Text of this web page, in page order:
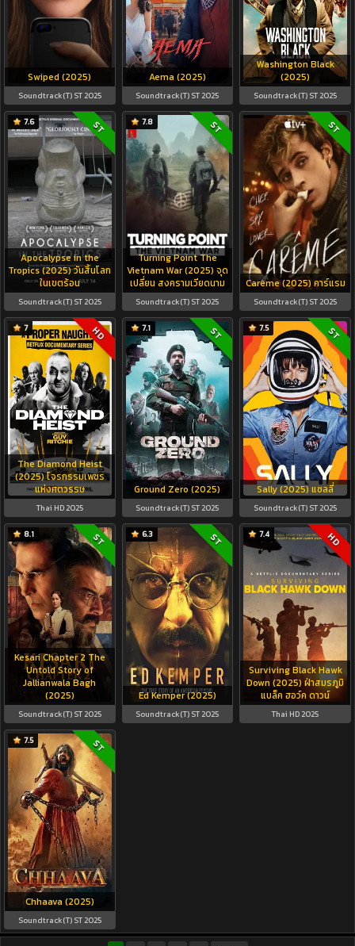
Swiped (2025)
Soundtrack(T) ST 2025
Aema (2025)
Soundtrack(T) ST 2025
Washington Black
(2025)
Soundtrack(T) ST 2025
Apocalypse in the
Tropics (2025) วันสิ้นโลก
ในเขตร้อน
7.6 ST
Soundtrack(T) ST 2025
Turning Point The
Vietnam War (2025) จุด
เปลี่ยน สงครามเวียดนาม
7.8 ST
Soundtrack(T) ST 2025
Carême (2025) คาร์แรม
ST
Soundtrack(T) ST 2025
The Diamond Heist
(2025) โจรกรรมเพชร
แห่งศตวรรษ
7 HD
Thai HD 2025
Ground Zero (2025)
7.1 ST
Soundtrack(T) ST 2025
Sally (2025) แซลลี่
7.5 ST
Soundtrack(T) ST 2025
Kesari Chapter 2 The
Untold Story of
Jallianwala Bagh
(2025)
8.1 ST
Soundtrack(T) ST 2025
Ed Kemper (2025)
6.3 ST
Soundtrack(T) ST 2025
Surviving Black Hawk
Down (2025) ฝ่าสมรภูมิ
แบล็ค ฮอว์ค ดาวน์
7.4 HD
Thai HD 2025
Chhaava (2025)
7.5 ST
Soundtrack(T) ST 2025